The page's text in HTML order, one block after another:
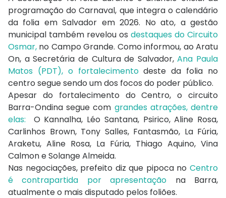
programação do Carnaval, que integra o calendário
da folia em Salvador em 2026. No ato, a gestão
municipal também revelou os destaques do Circuito
Osmar, no Campo Grande. Como informou, ao Aratu
On, a Secretária de Cultura de Salvador,Ana Paula
Matos (PDT), o fortalecimentodeste da folia no
centro segue sendo um dos focos do poder público.
Apesar do fortalecimento do Centro, o circuito
Barra-Ondina segue com grandes atrações, dentre
elas: O Kannalha, Léo Santana, Psirico, Aline Rosa,
Carlinhos Brown, Tony Salles, Fantasmão, La Fúria,
Araketu, Aline Rosa, La Fúria, Thiago Aquino, Vina
Calmon e Solange Almeida.
Nas negociações, prefeito diz que pipoca no Centro
é contrapartida por apresentação na Barra,
atualmente o mais disputado pelos foliões.